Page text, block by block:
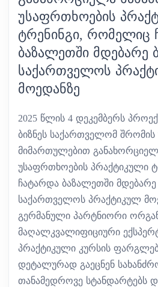
ᲣᲡᲐᲤᲠᲗᲮᲝᲔᲑᲘᲡ
ᲢᲠᲔᲜᲘᲜᲒᲘ, ᲠᲝᲛᲔᲚᲘᲪ
ᲑᲐᲖᲐᲚᲔᲗᲨᲘ ᲛᲓᲔᲑᲐᲠᲔ
ᲡᲐᲥᲐᲠᲗᲕᲔᲚᲝᲡ
ᲛᲝᲔᲓᲐᲜᲖᲔ
2025 წლის 4 დეკემბერს
ბიზნეს საქართველომ
მიმართულებით
უსაფრთხოების პრაქტიკული
ჩატარდა ბაზალეთში მდებარე
საქართველოს პრაქტიკულ
გერმანული პარტნიორი
მაღალკვალიფიციური
პრაქტიკული კურსის
დეტალურად გაეცნენ
თანამედროვე სტანდარტებს